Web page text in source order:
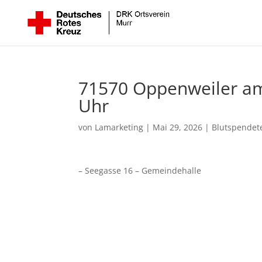
71570 Oppenweiler
Uhr
von Lamarketing | Mai 29, 2026 |
– Seegasse 16 – Gemeindehalle